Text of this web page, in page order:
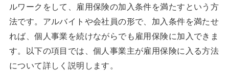
ルワークをして、雇用保険の加入条件を満たすという方
法です。アルバイトや会社員の形で、加入条件を満たせ
れば、個人事業を続けながらでも雇用保険に加入できま
す。以下の項目では、個人事業主が雇用保険に入る方法
について詳しく説明します。